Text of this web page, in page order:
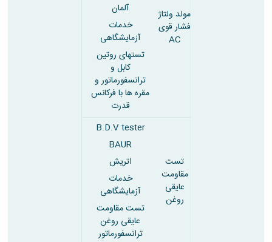
مولد ولتاژ
فشار قوی
AC
آلمان
خدمات
آزمایشگاهی
تستهای روتین
کابل و
ترانسفورماتور و
مقره ها با فرکانس
قدرت
تست
مقاومت
عایقی
روغن
B.D.V tester
BAUR
اتریش
خدمات
آزمایشگاهی
تست مقاومت
عایقی روغن
ترانسفورماتور